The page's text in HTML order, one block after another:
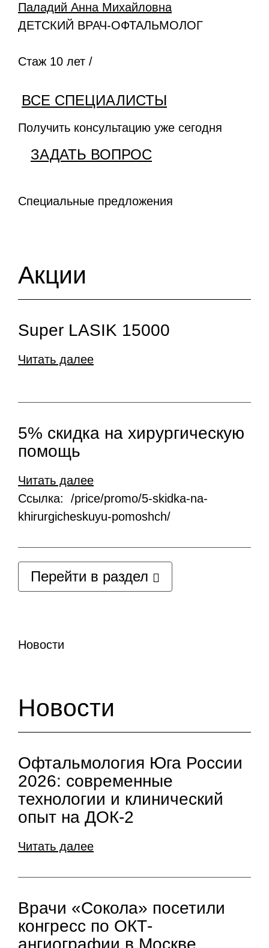
Паладий Анна Михайловна
ДЕТСКИЙ ВРАЧ-ОФТАЛЬМОЛОГ
Стаж 10 лет /
ВСЕ СПЕЦИАЛИСТЫ
Получить консультацию уже сегодня
ЗАДАТЬ ВОПРОС
Специальные предложения
Акции
Super LASIK 15000
Читать далее
5% скидка на хирургическую
помощь
Читать далее
Ссылка: /price/promo/5-skidka-na-
khirurgicheskuyu-pomoshch/
Перейти в раздел
Новости
Новости
Офтальмология Юга России
2026: современные
технологии и клинический
опыт на ДОК-2
Читать далее
Врачи «Сокола» посетили
конгресс по ОКТ-
ангиографии в Москве